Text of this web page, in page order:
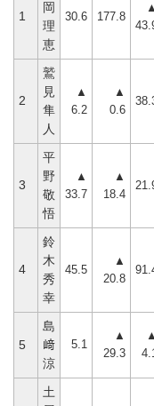
1
岡
理
恵
30.6 177.8
▲
2
鷲
見
隼
人
▲
6.2
▲
0.6
3
平
野
敬
悟
▲
33.7
▲
18.4
4
鈴
木
秀
幸
45.5
▲
20.8
5
島
﨑
涼
5.1
▲
29.3
▲
土